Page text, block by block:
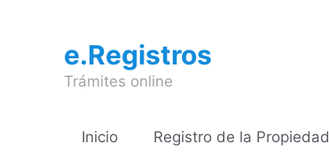
contenidoe.Registros
Trámites online
Inicio Registro de la Propiedad